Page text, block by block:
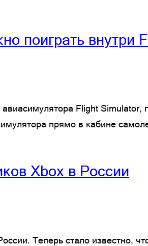
поиграть внутри
Flight
прямо в кабине
Xbox в России
Теперь стало известно,